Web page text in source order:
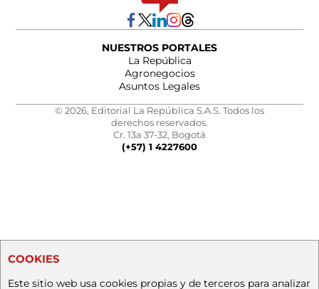
NUESTROS PORTALES
La República
Agronegocios
Asuntos Legales
© 2026, Editorial La República S.A.S. Todos los
derechos reservados.
Cr. 13a 37-32, Bogotá
(+57) 1 4227600
COOKIES
Este sitio web usa cookies propias y de terceros para analizar